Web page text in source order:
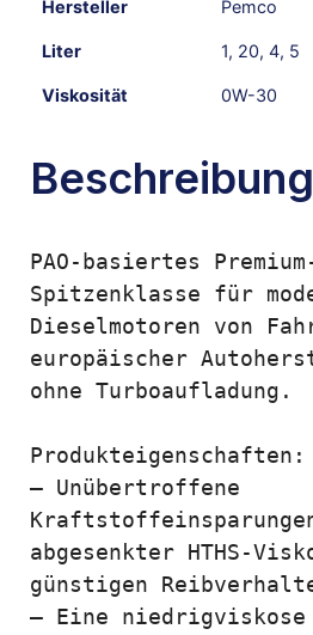
Hersteller Pemco
Liter 1, 20, 4, 5
Viskosität 0W-30
Beschreibung
PAO-basiertes
Spitzenklasse für
Dieselmotoren von
europäischer
ohne Turboaufladung.
Produkteigenschaften:
– Unübertroffene
abgesenkter HTHS-
günstigen
– Eine